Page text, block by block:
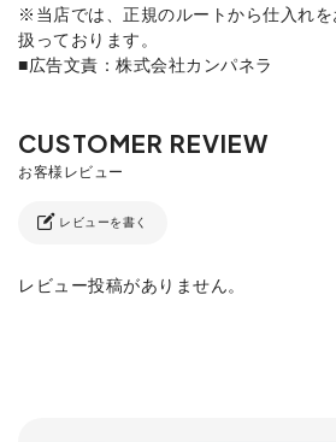
※当店では、正規のルートから仕入れを
扱っております。
■広告文責：株式会社カンパネラ
レビューを書く
レビュー投稿がありません。